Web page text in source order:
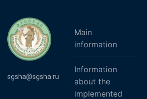
sgsha@sgsha.ru
Main
information
Information
about the
implemented